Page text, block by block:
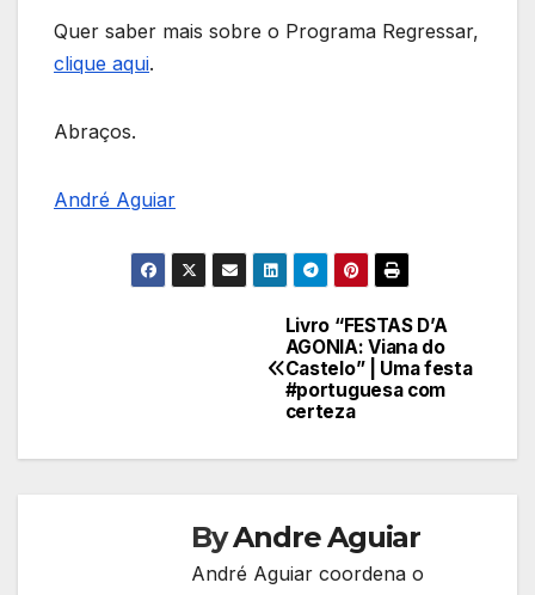
Quer saber mais sobre o Programa Regressar,
clique aqui.
Abraços.
André Aguiar
Livro “FESTAS D’A
AGONIA: Viana do
Castelo” | Uma festa
#portuguesa com
certeza
ByAndre Aguiar
André Aguiar coordena o